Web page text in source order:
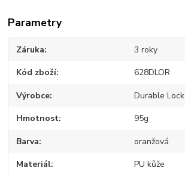
Parametry
Záruka 3 roky
Kód zboží 628DLOR
Výrobce Durable Lock
Hmotnost 95g
Barva oranžová
Materiál PU kůže